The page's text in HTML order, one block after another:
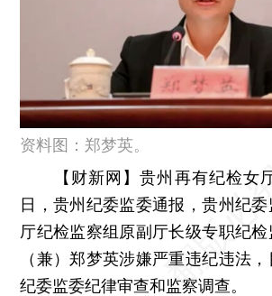
资料图：郑梦英。
【财新网】贵州再有纪检女
日，贵州纪委监委通报，贵州纪
厅纪检监察组原副厅长级专职纪
（兼）郑梦英涉嫌严重违纪违法
纪委监委纪律审查和监察调查。